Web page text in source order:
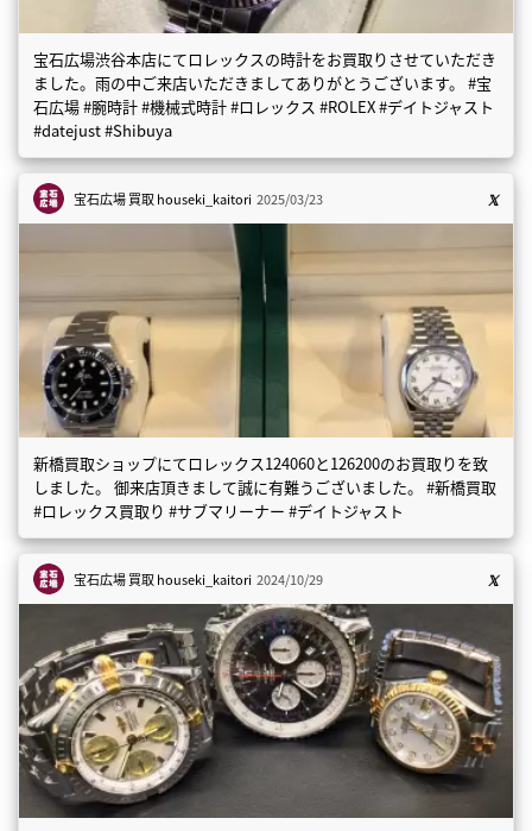
宝石広場渋谷本店にてロレックスの時計をお買取りさせていただき
ました。雨の中ご来店いただきましてありがとうございます。 #宝
石広場 #腕時計 #機械式時計 #ロレックス #ROLEX #デイトジャスト
#datejust #Shibuya
宝石広場 買取houseki_kaitori 2025/03/23
新橋買取ショップにてロレックス124060と126200のお買取りを致
しました。 御来店頂きまして誠に有難うございました。 #新橋買取
#ロレックス買取り #サブマリーナー #デイトジャスト
宝石広場 買取houseki_kaitori 2024/10/29